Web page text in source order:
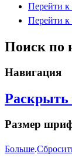
Перейти
Перейти к
Поиск по
Навигация
Размер
Больше.